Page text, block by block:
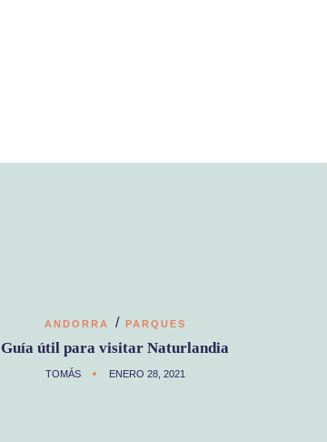
ANDORRA / PARQUES
Guía útil para visitar Naturlandia
TOMÁS ENERO 28, 2021